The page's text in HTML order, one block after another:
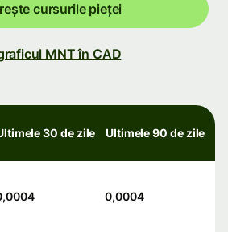
cursurile pieței
MNT în CAD
30 de zile Ultimele 90 de zile
0,0004